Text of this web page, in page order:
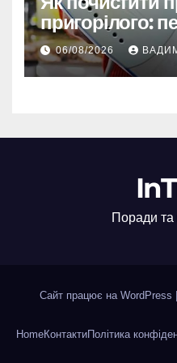
пригорілого:
06/08/2026
Поради та
Сайт працює на WordPress
HomeКонтактиПолітика